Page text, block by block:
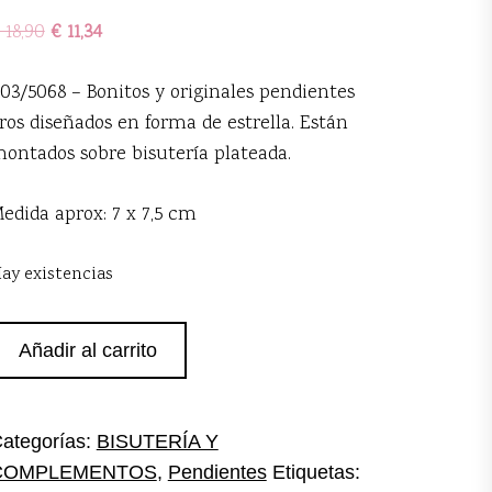
18,90 €11,34
5068 – Bonitos y originales pendientes
diseñados en forma de estrella. Están
sobre bisutería plateada.
aprox: 7 x 7,5 cm
existencias
Añadir al carrito
BISUTERÍA Y
, Pendientes Etiquetas: